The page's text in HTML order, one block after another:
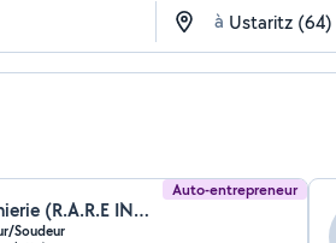
à
Auto-entrepreneur
Rare Ingénierie (R.A.R.E INGENIERIE)
Soudeur